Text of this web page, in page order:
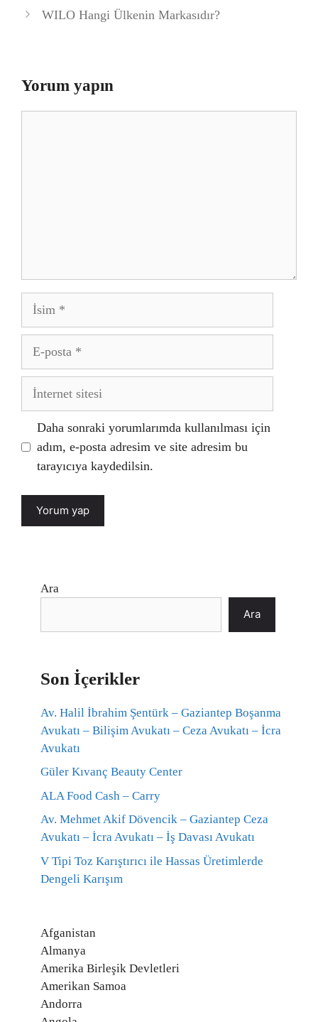
WILO Hangi Ülkenin Markasıdır?
Yorum yapın
İsim
posta
İnternet
Daha sonraki yorumlarımda kullanılması için
adım, e-posta adresim ve site adresim bu
tarayıcıya kaydedilsin.
Ara
Ara
Son İçerikler
Av. Halil İbrahim Şentürk – Gaziantep Boşanma
Avukatı – Bilişim Avukatı – Ceza Avukatı – İcra
Avukatı
Güler Kıvanç Beauty Center
ALA Food Cash – Carry
Av. Mehmet Akif Dövencik – Gaziantep Ceza
Avukatı – İcra Avukatı – İş Davası Avukatı
V Tipi Toz Karıştırıcı ile Hassas Üretimlerde
Dengeli Karışım
Afganistan
Almanya
Amerika Birleşik Devletleri
Amerikan Samoa
Andorra